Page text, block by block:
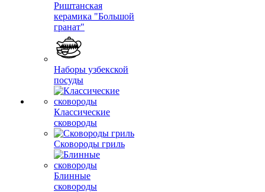
Риштанская
керамика "Большой
гранат"
Наборы узбекской
посуды
Классические
сковороды
Сковороды гриль
Блинные
сковороды